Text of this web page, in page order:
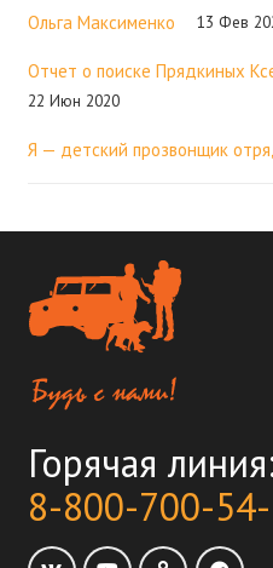
Ольга Максименко 13 Фев
Отчет о поиске Прядкиных
22 Июн 2020
Я — детский прозвонщик
Горячая
8-800-700-